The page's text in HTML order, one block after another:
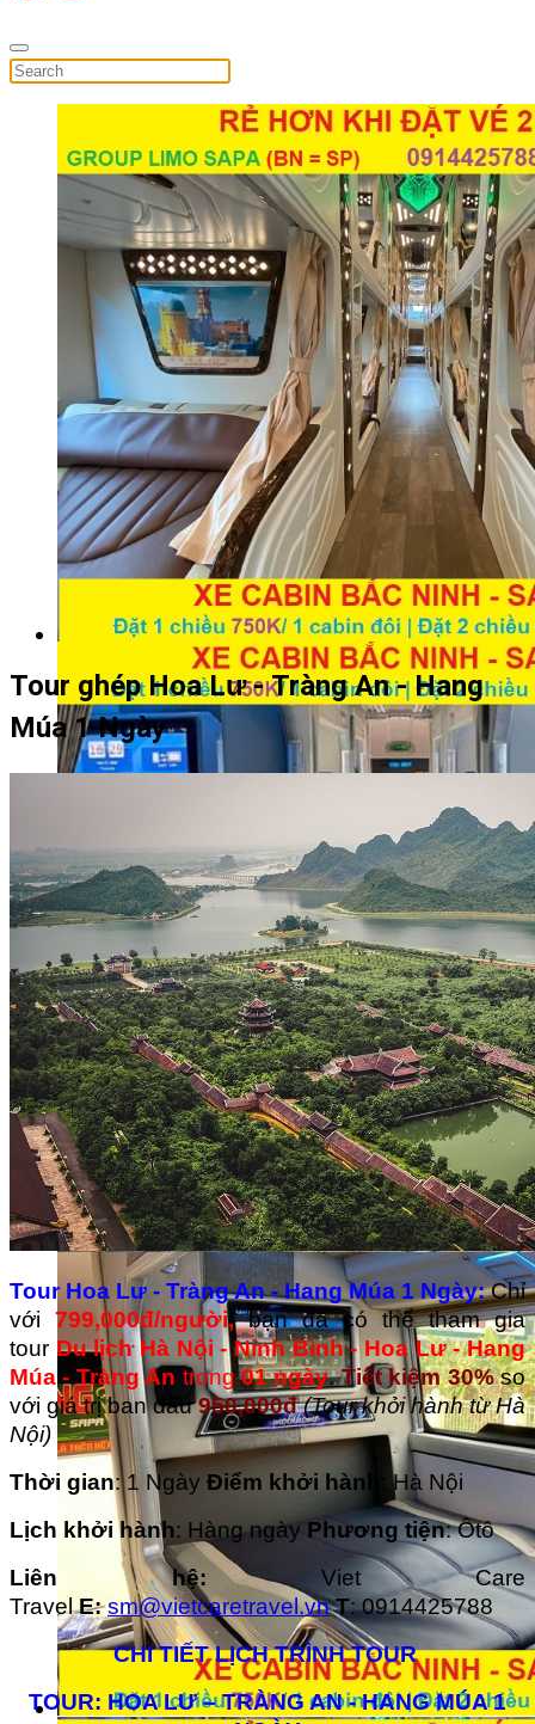
Tour ghép Hoa Lư - Tràng An - Hang
Múa 1 Ngày
Tour Hoa Lư - Tràng An - Hang Múa 1 Ngày:Chỉ
với 799,000đ/người,
bạn đã có thể tham gia
tour Du lịch Hà Nội - Ninh Bình - Hoa Lư - Hang
Múa - Tràng An trong01 ngày.Tiết kiệm 30% so
với giá trị ban đầu950,000đ(Tour khởi hành từ Hà
Nội)
Thời gian: 1 Ngày Điểm khởi hành
: Hà Nội
Lịch khởi hành: Hàng ngày Phương tiện: Ôtô
Liên hệ: Viet Care
TravelE:sm@vietcaretravel.vn T: 0914425788
CHI TIẾT LỊCH TRÌNH TOUR
TOUR: HOA LƯ – TRÀNG AN -HANG MÚA1